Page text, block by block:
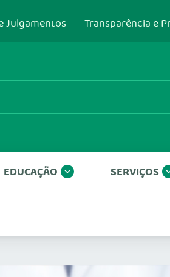
Julgamentos Transparência e
EDUCAÇÃO SERVIÇOS